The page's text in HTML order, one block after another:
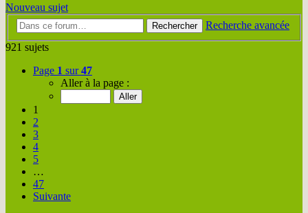
Nouveau sujet
Rechercher
Recherche avancée
921 sujets
Page 1 sur47
Aller à la page :
1
2
3
4
5
…
47
Suivante